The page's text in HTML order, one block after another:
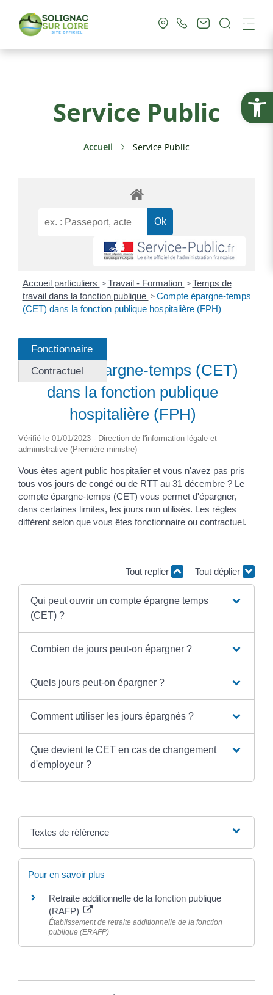
Ouvrir
Vie Pratique
Culture & Loisirs
Service Public
Service Public
Accueil Service Public
Accueil particuliers > Travail - Formation > Temps de
travail dans la fonction publique > Compte épargne-temps
(CET) dans la fonction publique hospitalière (FPH)
Fiche pratique
Compte épargne-temps (CET)
dans la fonction publique
hospitalière (FPH)
Vérifié le 01/01/2023 - Direction de l'information légale et
administrative (Première ministre)
Vous êtes agent public hospitalier et vous n'avez pas pris
tous vos jours de congé ou de RTT au 31 décembre ? Le
compte épargne-temps (CET) vous permet d'épargner,
dans certaines limites, les jours non utilisés. Les règles
diffèrent selon que vous êtes fonctionnaire ou contractuel.
Fonctionnaire
Contractuel
Tout replier Tout déplier
Qui peut ouvrir un compte épargne temps
(CET) ?
Combien de jours peut-on épargner ?
Quels jours peut-on épargner ?
Comment utiliser les jours épargnés ?
Que devient le CET en cas de changement
d'employeur ?
Textes de référence
Pour en savoir plus
Retraite additionnelle de la fonction publique
(RAFP)
Établissement de retraite additionnelle de la fonction
publique (ERAFP)